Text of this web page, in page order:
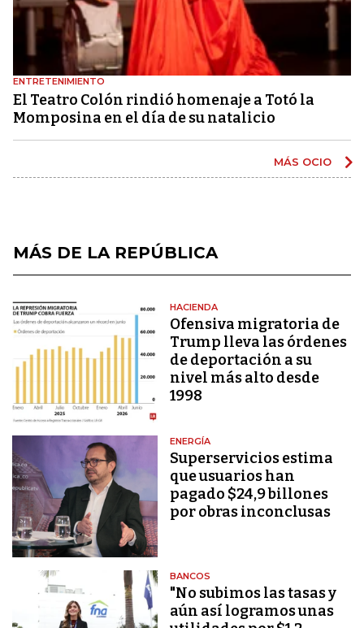
ENTRETENIMIENTO
El Teatro Colón rindió homenaje a Totó la
Momposina en el día de su natalicio
MÁS OCIO
MÁS DE LA REPÚBLICA
HACIENDA
Ofensiva migratoria de
Trump lleva las órdenes
de deportación a su
nivel más alto desde
1998
ENERGÍA
Superservicios estima
que usuarios han
pagado $24,9 billones
por obras inconclusas
BANCOS
"No subimos las tasas y
aún así logramos unas